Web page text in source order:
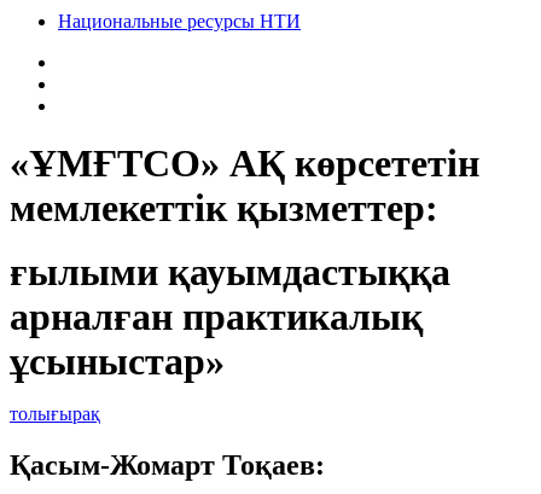
Национальные ресурсы НТИ
«ҰМҒТСО» АҚ көрсететін
мемлекеттік қызметтер:
ғылыми қауымдастыққа
арналған практикалық
ұсыныстар»
толығырақ
Қасым-Жомарт Тоқаев: